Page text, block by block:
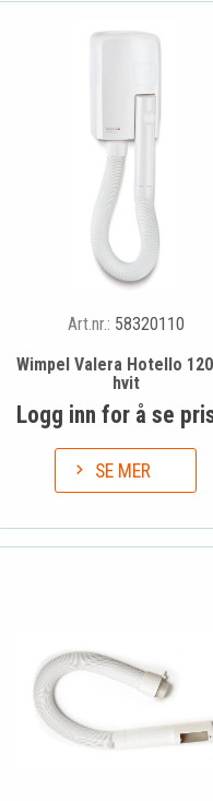
Art.nr.: 58320110
Wimpel Valera Hotello
hvit
Logg inn for å se
SE MER